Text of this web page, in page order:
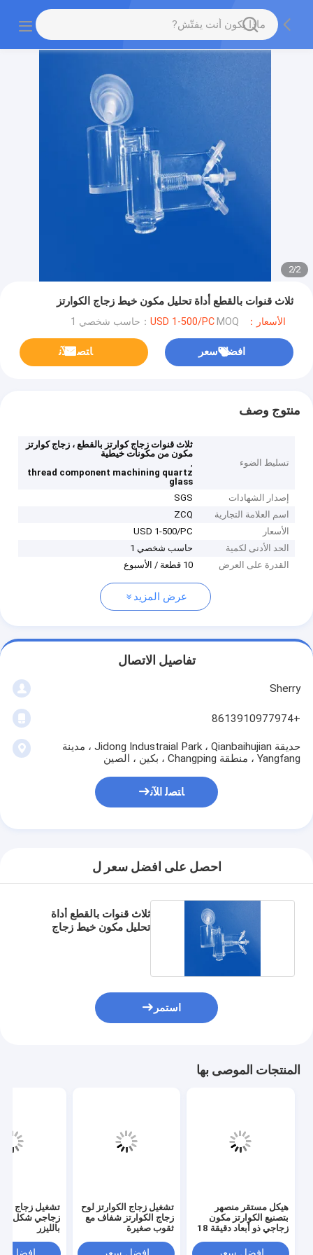
2
/
2
ثلاث قنوات بالقطع أداة تحليل مكون خيط زجاج الكوارتز
الأسعار：USD 1-500/PC MOQ：حاسب شخصي 1
افضل سعر ﺎﺘﺼﻟ ﺍﻶﻧ
منتوج وصف
تسليط الضوء
ثلاث قنوات زجاج كوارتز بالقطع ، زجاج كوارتز
مكون من مكونات خيطية
,
thread component machining quartz
glass
إصدار الشهادات
SGS
اسم العلامة التجارية
ZCQ
الأسعار
USD 1-500/PC
الحد الأدنى لكمية
حاسب شخصي 1
القدرة على العرض
10 قطعة / الأسبوع
عرض المزيد
تفاصيل الاتصال
Sherry
+8613910977974
حديقة Jidong Industraial Park ، Qianbaihujian ، مدينة
Yangfang ، منطقة Changping ، بكين ، الصين
ﺎﺘﺼﻟ ﺍﻶﻧ
احصل على افضل سعر ل
ثلاث قنوات بالقطع أداة
تحليل مكون خيط زجاج
استمر
المنتجات الموصى بها
هيكل مستقر منصهر
بتصنيع الكوارتز مكون
زجاجي ذو أبعاد دقيقة 18
تشغيل زجاج الكوارتز لوح
زجاج الكوارتز شفاف مع
ثقوب صغيرة
تشغيل زجاج
زجاجي شكل
بالليزر